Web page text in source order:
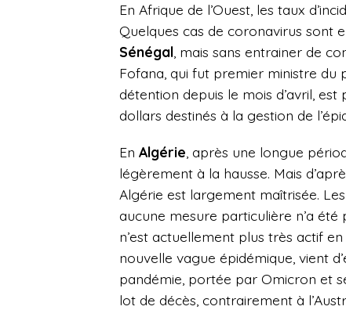
En Afrique de l’Ouest, les taux
Quelques cas de coronavirus sont
Sénégal , mais sans entrainer de
Fofana, qui fut premier ministre du
détention depuis le mois d’avril,
dollars destinés à la gestion de
En Algérie , après une longue
légèrement à la hausse. Mais
Algérie est largement maîtrisée.
aucune mesure particulière n’a
n’est actuellement plus très actif en
nouvelle vague épidémique, vient
pandémie, portée par Omicron et
lot de décès, contrairement à